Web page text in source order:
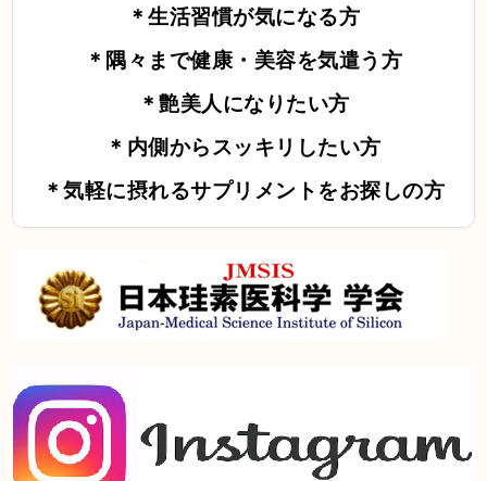
＊生活習慣が気になる方
＊隅々まで健康・美容を気遣う方
＊艶美人になりたい方
＊内側からスッキリしたい方
＊気軽に摂れるサプリメントをお探しの方